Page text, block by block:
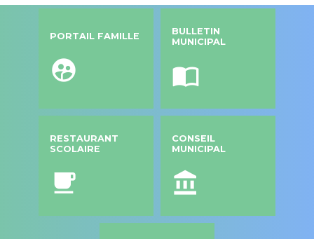
PORTAIL FAMILLE
supervised_user_circle
BULLETIN
MUNICIPAL
import_contacts
RESTAURANT
SCOLAIRE
local_cafe
CONSEIL
MUNICIPAL
account_balance